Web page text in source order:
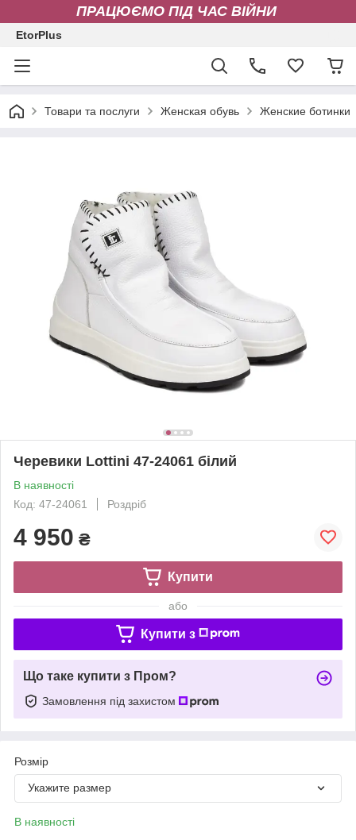
ПРАЦЮЄМО ПІД ЧАС ВІЙНИ
EtorPlus
Товари та послуги Женская обувь Женские ботинки
Черевики Lottini 47-24061 білий
В наявності
Код: 47-24061
Роздріб
4 950 ₴
Купити
або
Купити з
Що таке купити з Пром?
Замовлення під захистом
Розмір
Укажите размер
В наявності